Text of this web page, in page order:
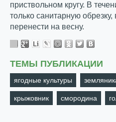
приствольном кругу. В
только санитарную
перенести на весну.
ТЕМЫ ПУБЛИКАЦИИ
ягодные культуры
крыжовник смородина